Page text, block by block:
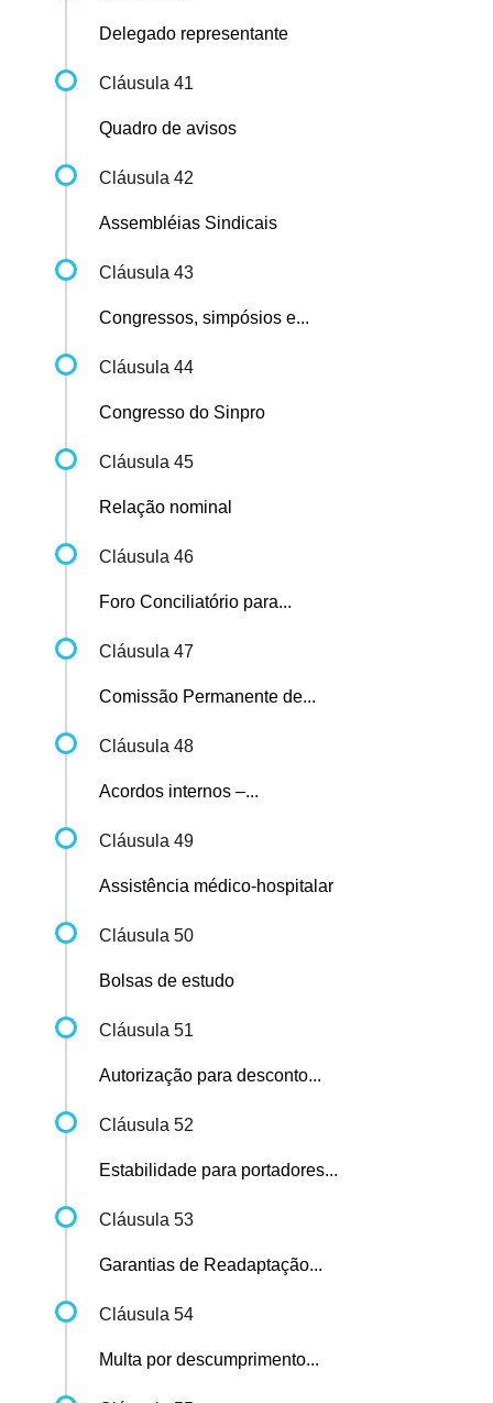
Delegado representante
Cláusula 41
Quadro de avisos
Cláusula 42
Assembléias Sindicais
Cláusula 43
Congressos, simpósios e...
Cláusula 44
Congresso do Sinpro
Cláusula 45
Relação nominal
Cláusula 46
Foro Conciliatório para...
Cláusula 47
Comissão Permanente de...
Cláusula 48
Acordos internos –...
Cláusula 49
Assistência médico-hospitalar
Cláusula 50
Bolsas de estudo
Cláusula 51
Autorização para desconto...
Cláusula 52
Estabilidade para portadores...
Cláusula 53
Garantias de Readaptação...
Cláusula 54
Multa por descumprimento...